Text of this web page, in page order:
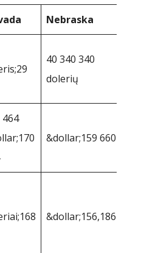
Nebraska
40 340 340
dolerių
464
&dollar;159 660
&dollar;156,186